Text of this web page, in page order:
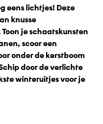
eens lichtjes! Deze
knusse
je schaatskunsten
scoor een
onder de kerstboom
door de verlichte
winteruitjes voor je